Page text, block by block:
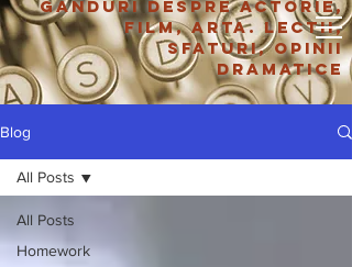
BUCHAREST PLAYHOUSE
Ganduri despre actorie,
film, arta. lectii,
sfaturi, opinii
Dramatice
Blog
All Posts
Homework
All Posts